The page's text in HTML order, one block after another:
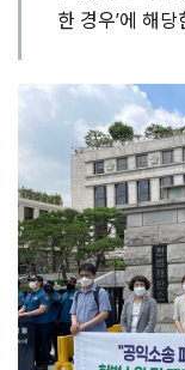
한 경우’에 해